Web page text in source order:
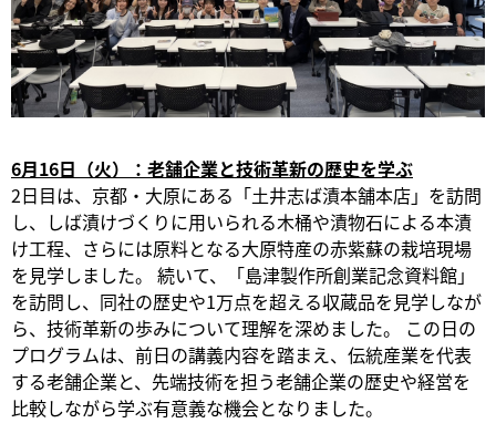
6月16日（火）：老舗企業と技術革新の歴史を学ぶ
2日目は、京都・大原にある「土井志ば漬本舗本店」を訪問
し、しば漬けづくりに用いられる木桶や漬物石による本漬
け工程、さらには原料となる大原特産の赤紫蘇の栽培現場
を見学しました。 続いて、「島津製作所創業記念資料館」
を訪問し、同社の歴史や1万点を超える収蔵品を見学しなが
ら、技術革新の歩みについて理解を深めました。 この日の
プログラムは、前日の講義内容を踏まえ、伝統産業を代表
する老舗企業と、先端技術を担う老舗企業の歴史や経営を
比較しながら学ぶ有意義な機会となりました。